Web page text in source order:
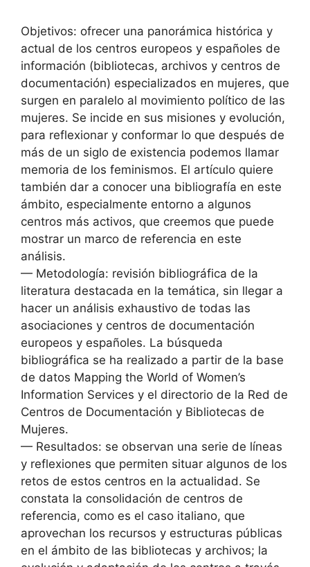
Objetivos: ofrecer una panorámica histórica y
actual de los centros europeos y españoles de
información (bibliotecas, archivos y centros de
documentación) especializados en mujeres, que
surgen en paralelo al movimiento político de las
mujeres. Se incide en sus misiones y evolución,
para reflexionar y conformar lo que después de
más de un siglo de existencia podemos llamar
memoria de los feminismos. El artículo quiere
también dar a conocer una bibliografía en este
ámbito, especialmente entorno a algunos
centros más activos, que creemos que puede
mostrar un marco de referencia en este
análisis.
— Metodología: revisión bibliográfica de la
literatura destacada en la temática, sin llegar a
hacer un análisis exhaustivo de todas las
asociaciones y centros de documentación
europeos y españoles. La búsqueda
bibliográfica se ha realizado a partir de la base
de datos Mapping the World of Women’s
Information Services y el directorio de la Red de
Centros de Documentación y Bibliotecas de
Mujeres.
— Resultados: se observan una serie de líneas
y reflexiones que permiten situar algunos de los
retos de estos centros en la actualidad. Se
constata la consolidación de centros de
referencia, como es el caso italiano, que
aprovechan los recursos y estructuras públicas
en el ámbito de las bibliotecas y archivos; la